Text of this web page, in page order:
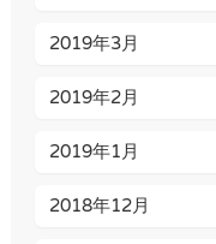
2019年3月
2019年2月
2019年1月
2018年12月